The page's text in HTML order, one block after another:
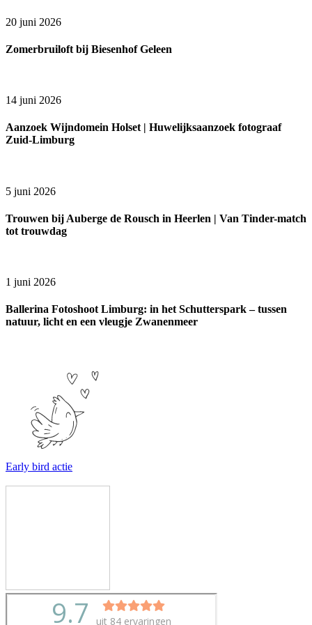
20 juni 2026
Zomerbruiloft bij Biesenhof Geleen
14 juni 2026
Aanzoek Wijndomein Holset | Huwelijksaanzoek fotograaf
Zuid-Limburg
5 juni 2026
Trouwen bij Auberge de Rousch in Heerlen | Van Tinder-match
tot trouwdag
1 juni 2026
Ballerina Fotoshoot Limburg: in het Schutterspark – tussen
natuur, licht en een vleugje Zwanenmeer
Early bird actie